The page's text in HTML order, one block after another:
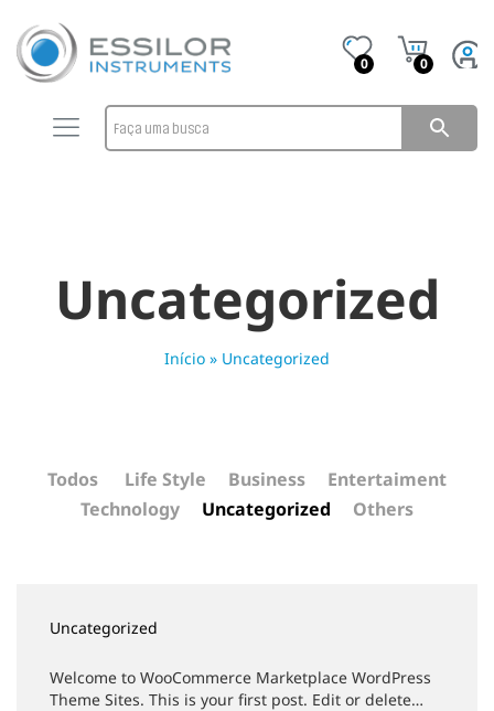
0 0
Uncategorized
Início » Uncategorized
Todos Life Style Business
Entertaiment
Technology
Uncategorized Others
Uncategorized
Welcome to WooCommerce Marketplace WordPress
Theme Sites. This is your first post. Edit or delete…